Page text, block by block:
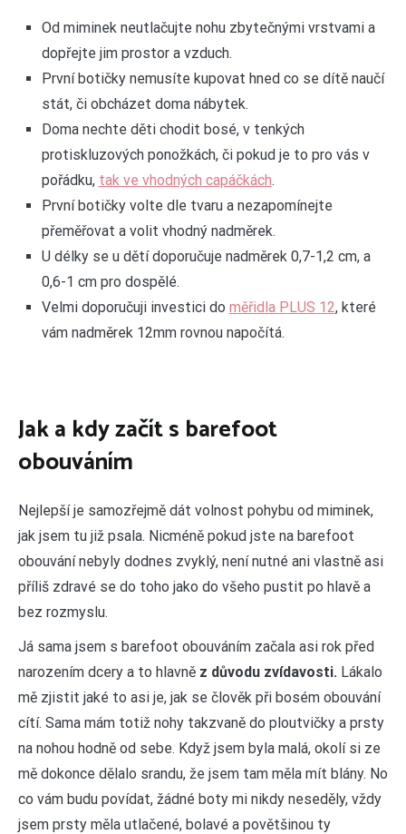
Od miminek neutlačujte nohu zbytečnými vrstvami a
dopřejte jim prostor a vzduch.
První botičky nemusíte kupovat hned co se dítě naučí
stát, či obcházet doma nábytek.
Doma nechte děti chodit bosé, v tenkých
protiskluzových ponožkách, či pokud je to pro vás v
pořádku, tak ve vhodných capáčkách.
První botičky volte dle tvaru a nezapomínejte
přeměřovat a volit vhodný nadměrek.
U délky se u dětí doporučuje nadměrek 0,7-1,2 cm, a
0,6-1 cm pro dospělé.
Velmi doporučuji investici do měřidla PLUS 12, které
vám nadměrek 12mm rovnou napočítá.
Jak a kdy začít s barefoot
obouváním
Nejlepší je samozřejmě dát volnost pohybu od miminek,
jak jsem tu již psala. Nicméně pokud jste na barefoot
obouvání nebyly dodnes zvyklý, není nutné ani vlastně asi
příliš zdravé se do toho jako do všeho pustit po hlavě a
bez rozmyslu.
Já sama jsem s barefoot obouváním začala asi rok před
narozením dcery a to hlavně z důvodu zvídavosti. Lákalo
mě zjistit jaké to asi je, jak se člověk při bosém obouvání
cítí. Sama mám totiž nohy takzvaně do ploutvičky a prsty
na nohou hodně od sebe. Když jsem byla malá, okolí si ze
mě dokonce dělalo srandu, že jsem tam měla mít blány. No
co vám budu povídat, žádné boty mi nikdy neseděly, vždy
jsem prsty měla utlačené, bolavé a povětšinou ty